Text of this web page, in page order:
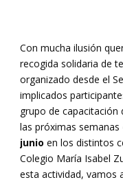
Con mucha ilusión
recogida solidaria de
organizado desde el
implicados
grupo de capacitación
las próximas semanas
junio en los distintos
Colegio María Isabel
esta actividad, vamos